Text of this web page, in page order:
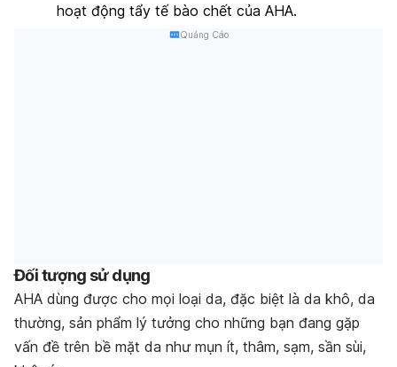
hoạt động tẩy tế bào chết của AHA.
Quảng Cáo
Đối tượng sử dụng
AHA dùng được cho mọi loại da, đặc biệt là da khô, da
thường, sản phẩm lý tưởng cho những bạn đang gặp
vấn đề trên bề mặt da như mụn ít, thâm, sạm, sần sùi,